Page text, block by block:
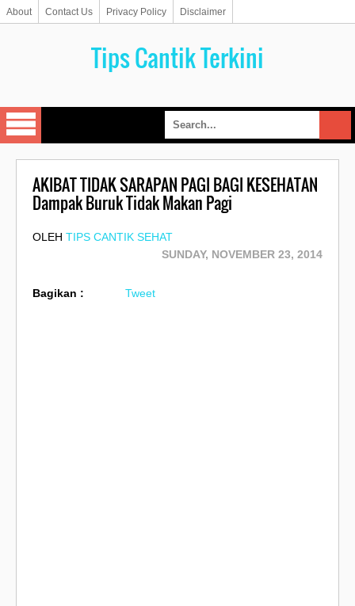
About Contact Us Privacy Policy Disclaimer
Tips Cantik Terkini
AKIBAT TIDAK SARAPAN PAGI BAGI KESEHATAN
Dampak Buruk Tidak Makan Pagi
OLEH TIPS CANTIK SEHAT
SUNDAY, NOVEMBER 23, 2014
Bagikan : Tweet